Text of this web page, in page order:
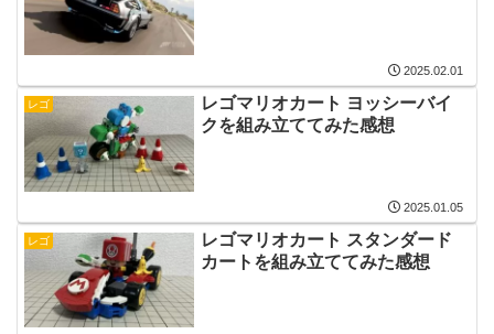
2025.02.01
レゴ
レゴマリオカート ヨッシーバイ
クを組み立ててみた感想
2025.01.05
レゴ
レゴマリオカート スタンダード
カートを組み立ててみた感想